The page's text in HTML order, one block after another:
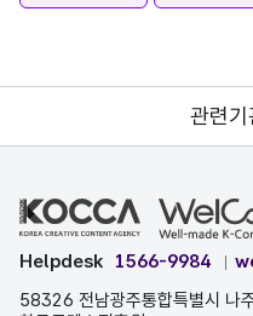
관련기
Helpdesk 1566-9984
58326 전남광주통합특별시 나